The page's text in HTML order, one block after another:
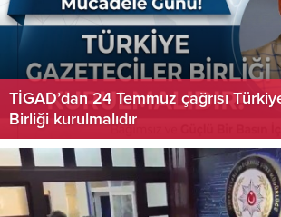
TİGAD’dan 24 Temmuz çağrısı
Birliği kurulmalıdır